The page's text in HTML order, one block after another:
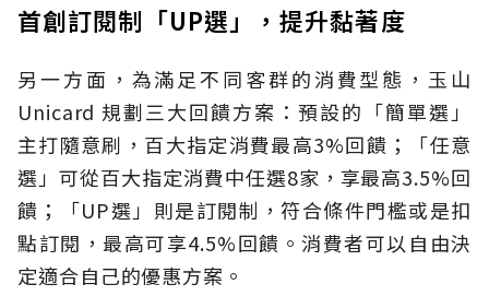
首創訂閱制「UP選」，提升黏著度
另一方面，為滿足不同客群的消費型態，玉山
Unicard 規劃三大回饋方案：預設的「簡單選」
主打隨意刷，百大指定消費最高3%回饋；「任意
選」可從百大指定消費中任選8家，享最高3.5%回
饋；「UP選」則是訂閱制，符合條件門檻或是扣
點訂閱，最高可享4.5%回饋。消費者可以自由決
定適合自己的優惠方案。